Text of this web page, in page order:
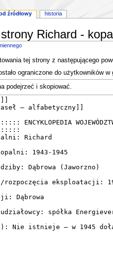
Richard -
tej strony z następującego
ograniczone do użytkowników w
podejrzeć i skopiować.
źródłowy historia